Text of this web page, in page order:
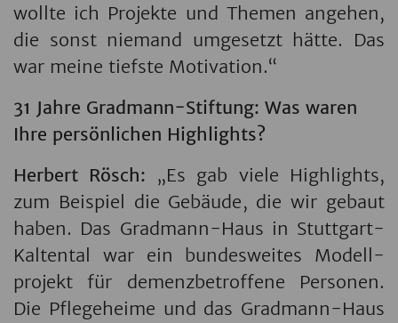
woll­te ich Pro­jek­te und The­men an­ge­hen,
die sonst nie­mand um­ge­setzt hätte. Das
war meine tiefs­te Mo­ti­va­ti­on.“
31 Jahre Grad­mann-Stif­tung: Was waren
Ihre per­sön­li­chen High­lights?
Her­bert Rösch: „Es gab viele High­lights,
zum Bei­spiel die Ge­bäu­de, die wir ge­baut
haben. Das Grad­mann-Haus in Stutt­gart-
Kal­ten­tal war ein bun­des­wei­tes Mo­dell­
pro­jekt für de­menz­be­trof­fe­ne Per­so­nen.
Die Pfle­ge­hei­me und das Grad­mann-Haus